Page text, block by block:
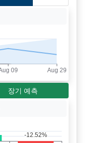
장기 예측